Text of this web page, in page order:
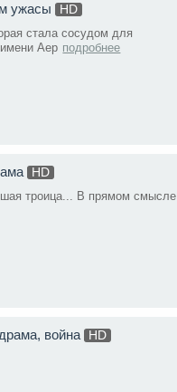
ужасы
HD
стала сосудом для
Аер подробнее
HD
троица... В прямом смысле
война
HD